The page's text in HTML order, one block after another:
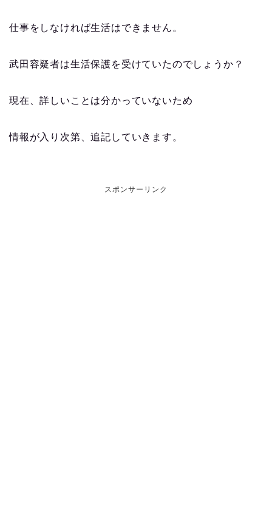
仕事をしなければ生活はできません。
武田容疑者は生活保護を受けていたのでしょうか？
現在、詳しいことは分かっていないため
情報が入り次第、追記していきます。
スポンサーリンク